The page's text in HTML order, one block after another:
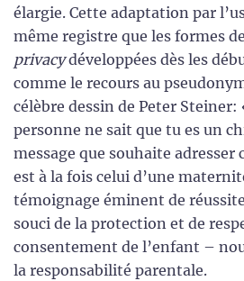
élargie. Cette adaptation par
même registre que les formes
privacydéveloppées dès les
comme le recours au
célèbre dessin de Peter
personne ne sait que tu es un
message que souhaite
est à la fois celui d’une
témoignage éminent de
souci de la protection et de
consentement de l’enfant –
la responsabilité parentale.